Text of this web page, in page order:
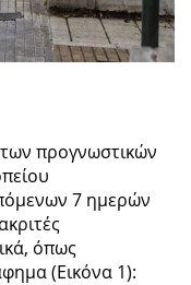
προγνωστικών
7 ημερών
όπως
(Εικόνα 1):